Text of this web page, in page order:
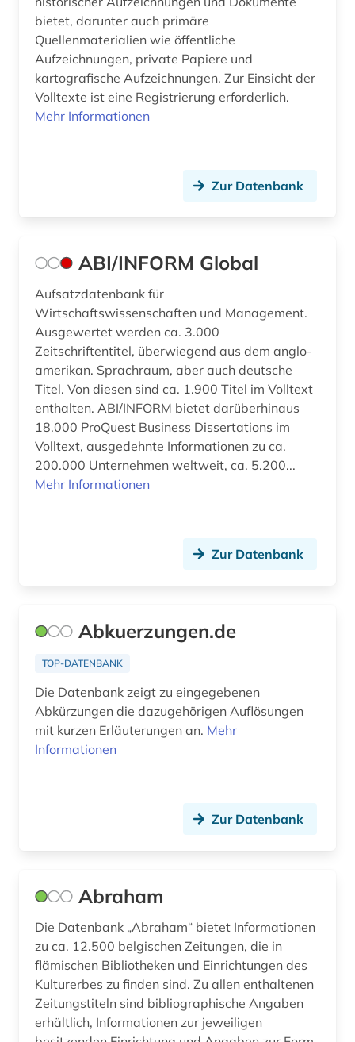
bibliometrie (3)
biblioteca de catalunya (1)
biblioteca nacional (3)
bibliotheksbestand (2)
bibliothekskatalog (2)
bibliothekskatalog plus (1)
bibliothekskataloge (1)
bibliotheksmaterial (1)
bibliotheksservice-zentrum baden-
württemberg (1)
bibliothèque royale albert i. (2)
bild motiv (1)
bildbearbeitung (2)
bilddatenbank (16)
bildsammlung (1)
bildung (14)
bildungsangebot (1)
bildungsarbeit (1)
bietet, darunter auch primäre
Quellenmaterialien wie öffentliche
Aufzeichnungen, private Papiere und
kartografische Aufzeichnungen. Zur Einsicht der
Volltexte ist eine Registrierung erforderlich.
Mehr Informationen
Zur Datenbank
ABI/INFORM Global
Aufsatzdatenbank für
Wirtschaftswissenschaften und Management.
Ausgewertet werden ca. 3.000
Zeitschriftentitel, überwiegend aus dem anglo-
amerikan. Sprachraum, aber auch deutsche
Titel. Von diesen sind ca. 1.900 Titel im Volltext
enthalten. ABI/INFORM bietet darüberhinaus
18.000 ProQuest Business Dissertations im
Volltext, ausgedehnte Informationen zu ca.
200.000 Unternehmen weltweit, ca. 5.200...
Mehr Informationen
Zur Datenbank
Abkuerzungen.de
TOP-DATENBANK
Die Datenbank zeigt zu eingegebenen
Abkürzungen die dazugehörigen Auflösungen
mit kurzen Erläuterungen an. Mehr
Informationen
Zur Datenbank
Abraham
Die Datenbank „Abraham“ bietet Informationen
zu ca. 12.500 belgischen Zeitungen, die in
flämischen Bibliotheken und Einrichtungen des
Kulturerbes zu finden sind. Zu allen enthaltenen
Zeitungstiteln sind bibliographische Angaben
erhältlich, Informationen zur jeweiligen